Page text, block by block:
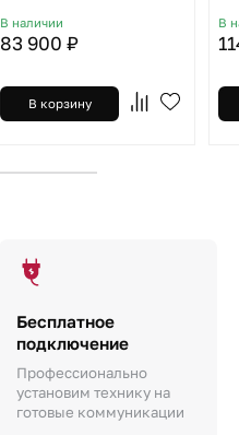
В наличии
83 900 ₽
В корзину
В
Бесплатное
подключение
Профессионально
установим технику на
готовые коммуникации